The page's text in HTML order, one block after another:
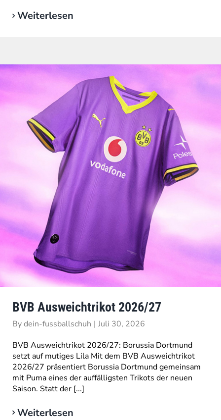
Weiterlesen
BVB Ausweichtrikot 2026/27
Bydein-fussballschuh | Juli 30, 2026
BVB Ausweichtrikot 2026/27: Borussia Dortmund
setzt auf mutiges Lila Mit dem BVB Ausweichtrikot
2026/27 präsentiert Borussia Dortmund gemeinsam
mit Puma eines der auffälligsten Trikots der neuen
Saison. Statt der [...]
Weiterlesen